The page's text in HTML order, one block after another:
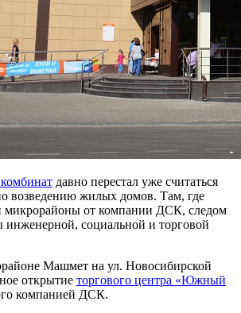
давно перестал уже считаться
возведению жилых домов. Там, где
микрорайоны от компании ДСК, следом
инженерной, социальной и торговой
Машмет на ул. Новосибирской
открытие торгового центра «Южный
компанией ДСК.